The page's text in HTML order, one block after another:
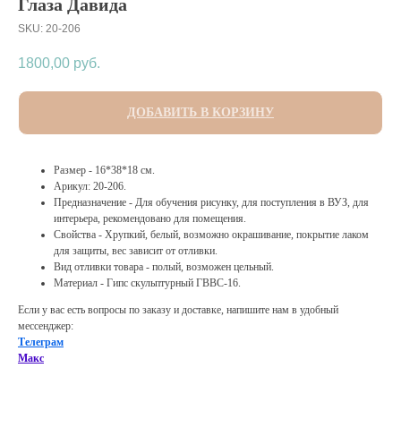
Глаза Давида
SKU: 20-206
1800,00 руб.
ДОБАВИТЬ В КОРЗИНУ
Размер - 16*38*18 см.
Арикул: 20-206.
Предназначение - Для обучения рисунку, для поступления в ВУЗ, для
интерьера, рекомендовано для помещения.
Свойства - Хрупкий, белый, возможно окрашивание, покрытие лаком
для защиты, вес зависит от отливки.
Вид отливки товара - полый, возможен цельный.
Материал - Гипс скульптурный ГВВС-16.
Если у вас есть вопросы по заказу и доставке, напишите нам в удобный
мессенджер:
Телеграм
Макс